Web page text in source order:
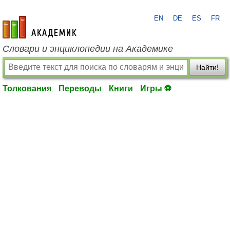
academic.ru
EN DE ES FR
Словари и энциклопедии на Академике
Найти!
Толкования Переводы Книги Игры ⚽